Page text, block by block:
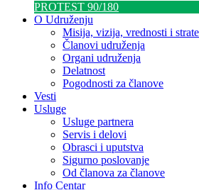
PROTEST 90/180
O Udruženju
Misija, vizija, vrednosti i
Članovi udruženja
Organi udruženja
Delatnost
Pogodnosti za članove
Vesti
Usluge
Usluge partnera
Servis i delovi
Obrasci i uputstva
Sigurno poslovanje
Od članova za članove
Info Centar